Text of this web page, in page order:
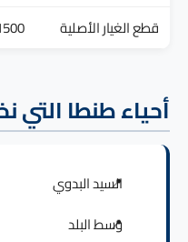
قطع الغيار الأصلية 100-
أحياء طنطا التي
السيد البدوي
وسط البلد